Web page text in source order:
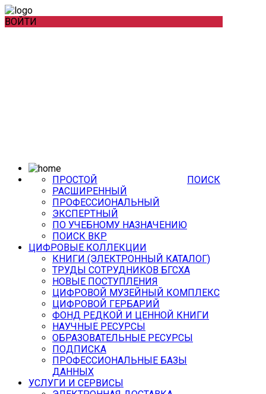
ВОЙТИ
ПОИСК
ПРОСТОЙ
РАСШИРЕННЫЙ
ПРОФЕССИОНАЛЬНЫЙ
ЭКСПЕРТНЫЙ
ПО УЧЕБНОМУ НАЗНАЧЕНИЮ
ПОИСК ВКР
ЦИФРОВЫЕ КОЛЛЕКЦИИ
КНИГИ (ЭЛЕКТРОННЫЙ КАТАЛОГ)
ТРУДЫ СОТРУДНИКОВ БГСХА
НОВЫЕ ПОСТУПЛЕНИЯ
ЦИФРОВОЙ МУЗЕЙНЫЙ КОМПЛЕКС
ЦИФРОВОЙ ГЕРБАРИЙ
ФОНД РЕДКОЙ И ЦЕННОЙ КНИГИ
НАУЧНЫЕ РЕСУРСЫ
ОБРАЗОВАТЕЛЬНЫЕ РЕСУРСЫ
ПОДПИСКА
ПРОФЕССИОНАЛЬНЫЕ БАЗЫ
ДАННЫХ
УСЛУГИ И СЕРВИСЫ